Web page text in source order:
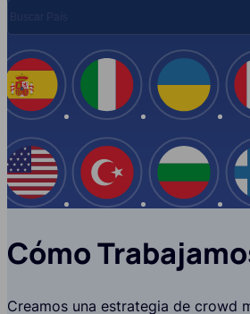
España
EE.UU
Italia
Turquía
Ucrania
Bulgaria
Cómo
Creamos una estrategia de crowd